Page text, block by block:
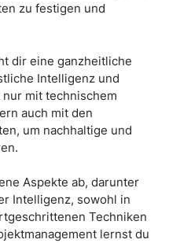
zu festigen und
dir eine ganzheitliche
Intelligenz und
mit technischem
auch mit den
um nachhaltige und
Aspekte ab, darunter
Intelligenz, sowohl in
Techniken
lernst du